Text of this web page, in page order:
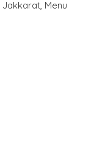
Jakkarat, Menu